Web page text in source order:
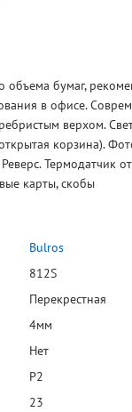
бумаг,
в офисе.
верхом.
корзина).
Термодатчик
карты, скобы
Bulros
812S
Перекрестная
4мм
Нет
Р2
23